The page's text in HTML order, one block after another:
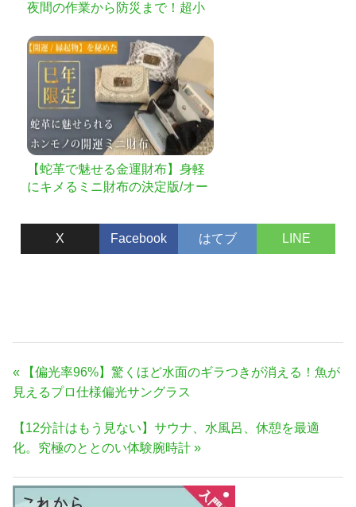
夜間の作業から防災まで！超小
【蛇革で魅せる金運財布】身軽
にキメるミニ財布の決定版/オー
X Facebook はてブ LINE
投
稿
ビ
ゲ
ー
シ
前
の
事:
【偏光率96%】驚くほど水面のギラつきが消える！魚が
見えるプロ仕様偏光サングラス
次
の
事:
【12分計はもう見ない】サウナ、水風呂、休憩を最適
化。究極のととのい体験腕時計